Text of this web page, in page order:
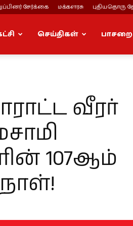
சேர்க்கை மக்களரசு புதியதொரு
செய்திகள்
வீரர்
107ஆம்